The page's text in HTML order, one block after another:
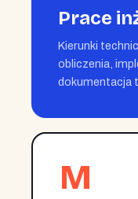
Prace
Kierunki
obliczenia,
dokumentacja
M